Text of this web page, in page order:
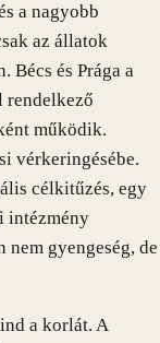
a nagyobb
az állatok
Bécs és Prága a
rendelkező
működik.
vérkeringésébe.
célkitűzés, egy
intézmény
gyengeség, de
a korlát. A